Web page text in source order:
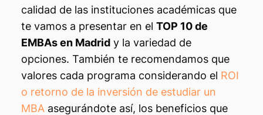
calidad de las instituciones académicas que
te vamos a presentar en el TOP 10 de
EMBAs en Madridy la variedad de
opciones. También te recomendamos que
valores cada programa considerando el ROI
o retorno de la inversión de estudiar un
MBAasegurándote así, los beneficios que